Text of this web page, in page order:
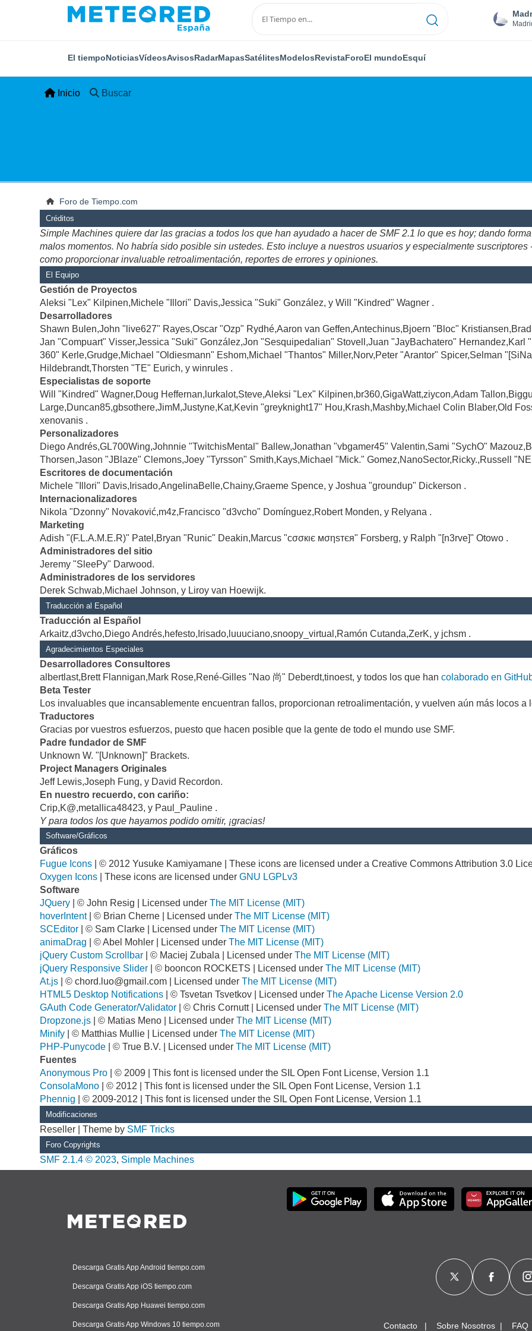
El tiempoNoticiasVídeosAvisosRadarMapasSatélitesModelosRevistaForoEl mundoEsquí
Inicio Buscar
Foro de Tiempo.com
Créditos
Simple Machines quiere dar las gracias a todos los que han ayudado a hacer de SMF 2.1 lo que es hoy; dando
malos momentos. No habría sido posible sin ustedes. Esto incluye a nuestros usuarios y especialmente
como proporcionar invaluable retroalimentación, reportes de errores y opiniones.
El Equipo
Gestión de Proyectos
Aleksi "Lex" Kilpinen,Michele "Illori" Davis,Jessica "Suki" González, y Will "Kindred" Wagner .
Desarrolladores
Shawn Bulen,John "live627" Rayes,Oscar "Ozp" Rydhé,Aaron van Geffen,Antechinus,Bjoern "Bloc"
Jan "Compuart" Visser,Jessica "Suki" González,Jon "Sesquipedalian" Stovell,Juan "JayBachatero"
360" Kerle,Grudge,Michael "Oldiesmann" Eshom,Michael "Thantos" Miller,Norv,Peter "Arantor" Spicer,Selman
Hildebrandt,Thorsten "TE" Eurich, y winrules .
Especialistas de soporte
Will "Kindred" Wagner,Doug Heffernan,lurkalot,Steve,Aleksi "Lex" Kilpinen,br360,GigaWatt,ziycon,Adam
Large,Duncan85,gbsothere,JimM,Justyne,Kat,Kevin "greyknight17" Hou,Krash,Mashby,Michael Colin Blaber,Old
xenovanis .
Personalizadores
Diego Andrés,GL700Wing,Johnnie "TwitchisMental" Ballew,Jonathan "vbgamer45" Valentin,Sami "SychO"
Thorsen,Jason "JBlaze" Clemons,Joey "Tyrsson" Smith,Kays,Michael "Mick." Gomez,NanoSector,Ricky.,Russell
Escritores de documentación
Michele "Illori" Davis,Irisado,AngelinaBelle,Chainy,Graeme Spence, y Joshua "groundup" Dickerson .
Internacionalizadores
Nikola "Dzonny" Novaković,m4z,Francisco "d3vcho" Domínguez,Robert Monden, y Relyana .
Marketing
Adish "(F.L.A.M.E.R)" Patel,Bryan "Runic" Deakin,Marcus "cσσкιє мσηѕтєя" Forsberg, y Ralph "[n3rve]" Otowo .
Administradores del sitio
Jeremy "SleePy" Darwood.
Administradores de los servidores
Derek Schwab,Michael Johnson, y Liroy van Hoewijk.
Traducción al Español
Traducción al Español
Arkaitz,d3vcho,Diego Andrés,hefesto,Irisado,luuuciano,snoopy_virtual,Ramón Cutanda,ZerK, y jchsm .
Agradecimientos Especiales
Desarrolladores Consultores
albertlast,Brett Flannigan,Mark Rose,René-Gilles "Nao 尚" Deberdt,tinoest, y todos los que hancolaborado en
Beta Tester
Los invaluables que incansablemente encuentran fallos, proporcionan retroalimentación, y vuelven aún más locos a
Traductores
Gracias por vuestros esfuerzos, puesto que hacen posible que la gente de todo el mundo use SMF.
Padre fundador de SMF
Unknown W. "[Unknown]" Brackets.
Project Managers Originales
Jeff Lewis,Joseph Fung, y David Recordon.
En nuestro recuerdo, con cariño:
Crip,K@,metallica48423, y Paul_Pauline .
Y para todos los que hayamos podido omitir, ¡gracias!
Software/Gráficos
Gráficos
Fugue Icons | © 2012 Yusuke Kamiyamane | These icons are licensed under a Creative Commons Attribution 3.0
Oxygen Icons | These icons are licensed underGNU LGPLv3
Software
JQuery | © John Resig | Licensed underThe MIT License (MIT)
hoverIntent| © Brian Cherne | Licensed underThe MIT License (MIT)
SCEditor | © Sam Clarke | Licensed underThe MIT License (MIT)
animaDrag | © Abel Mohler | Licensed underThe MIT License (MIT)
jQuery Custom Scrollbar | © Maciej Zubala | Licensed underThe MIT License (MIT)
jQuery Responsive Slider | © booncon ROCKETS | Licensed underThe MIT License (MIT)
At.js | ©chord.luo@gmail.com | Licensed underThe MIT License (MIT)
HTML5 Desktop Notifications | © Tsvetan Tsvetkov | Licensed underThe Apache License Version 2.0
GAuth Code Generator/Validator | © Chris Cornutt | Licensed underThe MIT License (MIT)
Dropzone.js | © Matias Meno | Licensed underThe MIT License (MIT)
Minify | © Matthias Mullie | Licensed underThe MIT License (MIT)
PHP-Punycode | © True B.V. | Licensed underThe MIT License (MIT)
Fuentes
Anonymous Pro | © 2009 | This font is licensed under the SIL Open Font License, Version 1.1
ConsolaMono | © 2012 | This font is licensed under the SIL Open Font License, Version 1.1
Phennig | © 2009-2012 | This font is licensed under the SIL Open Font License, Version 1.1
Modificaciones
Reseller | Theme by SMF Tricks
Foro Copyrights
SMF 2.1.4 © 2023, Simple Machines
Descarga Gratis App Android tiempo.com
Descarga Gratis App iOS tiempo.com
Descarga Gratis App Huawei tiempo.com
Descarga Gratis App Windows 10 tiempo.com Contacto Sobre Nosotros FAQ